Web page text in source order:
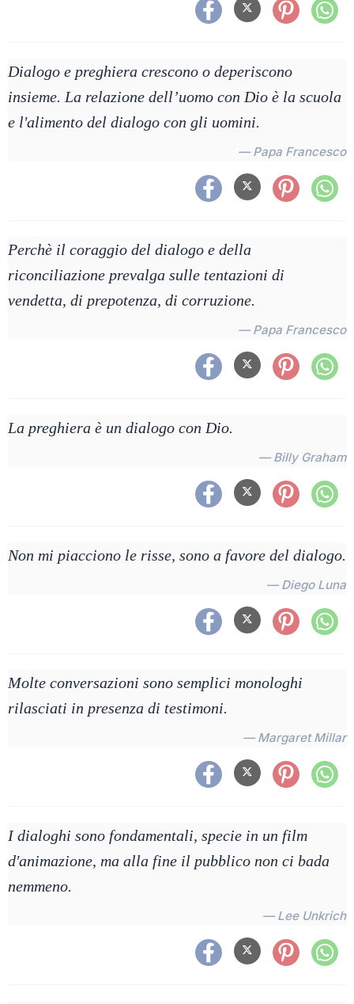
Dialogo e preghiera crescono o deperiscono
insieme. La relazione dell’uomo con Dio è la scuola
e l'alimento del dialogo con gli uomini.
— Papa Francesco
Perchè il coraggio del dialogo e della
riconciliazione prevalga sulle tentazioni di
vendetta, di prepotenza, di corruzione.
— Papa Francesco
La preghiera è un dialogo con Dio.
— Billy Graham
Non mi piacciono le risse, sono a favore del dialogo.
— Diego Luna
Molte conversazioni sono semplici monologhi
rilasciati in presenza di testimoni.
— Margaret Millar
I dialoghi sono fondamentali, specie in un film
d'animazione, ma alla fine il pubblico non ci bada
nemmeno.
— Lee Unkrich